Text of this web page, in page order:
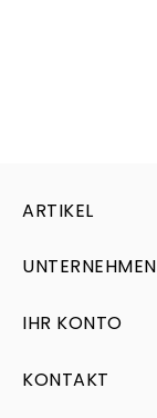
ARTIKEL
UNTERNEHMEN
IHR KONTO
KONTAKT